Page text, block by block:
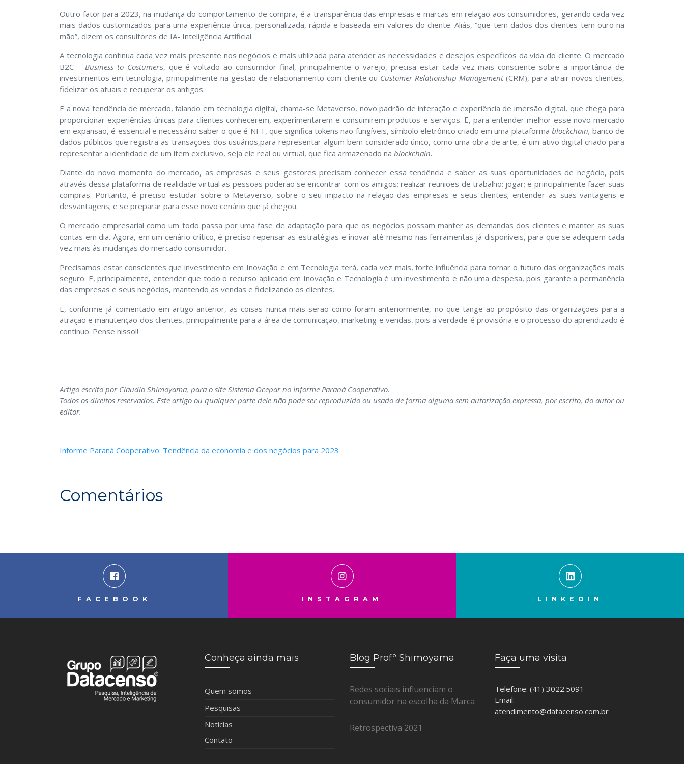
Outro fator para 2023, na mudança do comportamento de compra, é a transparência das empresas e marcas em relação aos consumidores, gerando cada vez
mais dados customizados para uma experiência única, personalizada, rápida e baseada em valores do cliente. Aliás, “que tem dados dos clientes tem ouro na
mão”, dizem os consultores de IA- Inteligência Artificial.
A tecnologia continua cada vez mais presente nos negócios e mais utilizada para atender as necessidades e desejos específicos da vida do cliente. O mercado
B2C – Business to Costumers, que é voltado ao consumidor final, principalmente o varejo, precisa estar cada vez mais consciente sobre a importância de
investimentos em tecnologia, principalmente na gestão de relacionamento com cliente ou Customer Relationship Management(CRM), para atrair novos clientes,
fidelizar os atuais e recuperar os antigos.
E a nova tendência de mercado, falando em tecnologia digital, chama-se Metaverso, novo padrão de interação e experiência de imersão digital, que chega para
proporcionar experiências únicas para clientes conhecerem, experimentarem e consumirem produtos e serviços. E, para entender melhor esse novo mercado
em expansão, é essencial e necessário saber o que é NFT, que significa tokens não fungíveis, símbolo eletrônico criado em uma plataforma blockchain, banco de
dados públicos que registra as transações dos usuários,para representar algum bem considerado único, como uma obra de arte, é um ativo digital criado para
representar a identidade de um item exclusivo, seja ele real ou virtual, que fica armazenado na blockchain.
Diante do novo momento do mercado, as empresas e seus gestores precisam conhecer essa tendência e saber as suas oportunidades de negócio, pois
através dessa plataforma de realidade virtual as pessoas poderão se encontrar com os amigos; realizar reuniões de trabalho; jogar; e principalmente fazer suas
compras. Portanto, é preciso estudar sobre o Metaverso, sobre o seu impacto na relação das empresas e seus clientes; entender as suas vantagens e
desvantagens; e se preparar para esse novo cenário que já chegou.
O mercado empresarial como um todo passa por uma fase de adaptação para que os negócios possam manter as demandas dos clientes e manter as suas
contas em dia. Agora, em um cenário crítico, é preciso repensar as estratégias e inovar até mesmo nas ferramentas já disponíveis, para que se adequem cada
vez mais às mudanças do mercado consumidor.
Precisamos estar conscientes que investimento em Inovação e em Tecnologia terá, cada vez mais, forte influência para tornar o futuro das organizações mais
seguro. E, principalmente, entender que todo o recurso aplicado em Inovação e Tecnologia é um investimento e não uma despesa, pois garante a permanência
das empresas e seus negócios, mantendo as vendas e fidelizando os clientes.
E, conforme já comentado em artigo anterior, as coisas nunca mais serão como foram anteriormente, no que tange ao propósito das organizações para a
atração e manutenção dos clientes, principalmente para a área de comunicação, marketing e vendas, pois a verdade é provisória e o processo do aprendizado é
contínuo. Pense nisso!!
Artigo escrito por Claudio Shimoyama, para o site Sistema Ocepar no Informe Paraná Cooperativo.
Todos os direitos reservados. Este artigo ou qualquer parte dele não pode ser reproduzido ou usado de forma alguma sem autorização expressa, por escrito, do autor ou
editor.
Informe Paraná Cooperativo: Tendência da economia e dos negócios para 2023
Comentários
FACEBOOK INSTAGRAM LINKEDIN
Conheça ainda mais
Quem somos
Pesquisas
Notícias
Contato
Blog Profº Shimoyama
Redes sociais influenciam o
consumidor na escolha da Marca
Retrospectiva 2021
Faça uma visita
Telefone: (41) 3022.5091
Email:
atendimento@datacenso.com.br